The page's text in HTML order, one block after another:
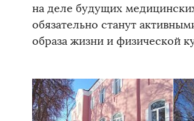
на деле будущих
обязательно станут
образа жизни и физической